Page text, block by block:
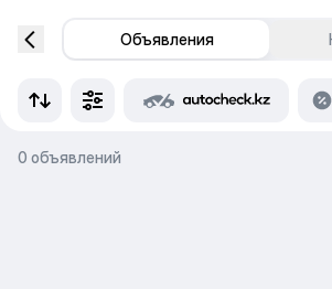
Объявления
0 объявлений